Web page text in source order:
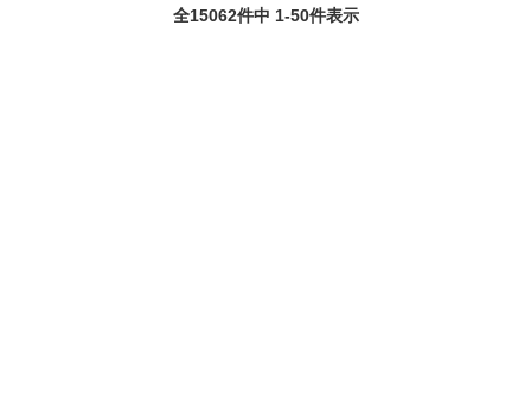
全15062件中 1-50件表示